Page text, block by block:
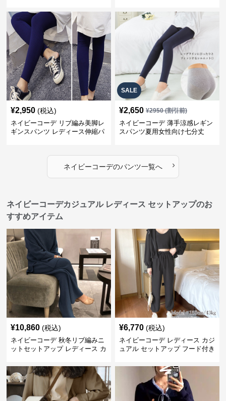
¥2,950 (税込)
ネイビーコーデ リブ編み美脚レ
ギンスパンツ レディース伸縮パ
SALE
¥2,650 ¥2950(割引前)
ネイビーコーデ 薄手涼感レギン
スパンツ夏用女性向け七分丈
ネイビーコーデのパンツ一覧へ ›
ネイビーコーデカジュアル レディース セットアップのお
すすめアイテム
¥10,860 (税込)
ネイビーコーデ 秋冬リブ編みニ
ットセットアップ レディース カ
¥6,770 (税込)
ネイビーコーデ レディース カジ
ュアル セットアップ フード付き